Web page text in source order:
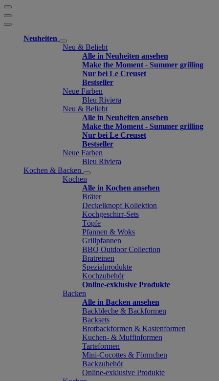
Neuheiten
Neu & Beliebt
Alle in Neuheiten ansehen
Make the Moment - Summer grilling
Nur bei Le Creuset
Bestseller
Neue Farben
Bleu Riviera
Neu & Beliebt
Alle in Neuheiten ansehen
Make the Moment - Summer grilling
Nur bei Le Creuset
Bestseller
Neue Farben
Bleu Riviera
Kochen & Backen
Kochen
Alle in Kochen ansehen
Bräter
Deckelknopf Kollektion
Kochgeschirr-Sets
Töpfe
Pfannen & Woks
Grillpfannen
BBQ Outdoor Collection
Bratreinen
Spezialprodukte
Kochzubehör
Online-exklusive Produkte
Backen
Alle in Backen ansehen
Backbleche & Backformen
Backsets
Brotbackformen & Kastenformen
Kuchen- & Muffinformen
Tarteformen
Mini-Cocottes & Förmchen
Backzubehör
Online-exklusive Produkte